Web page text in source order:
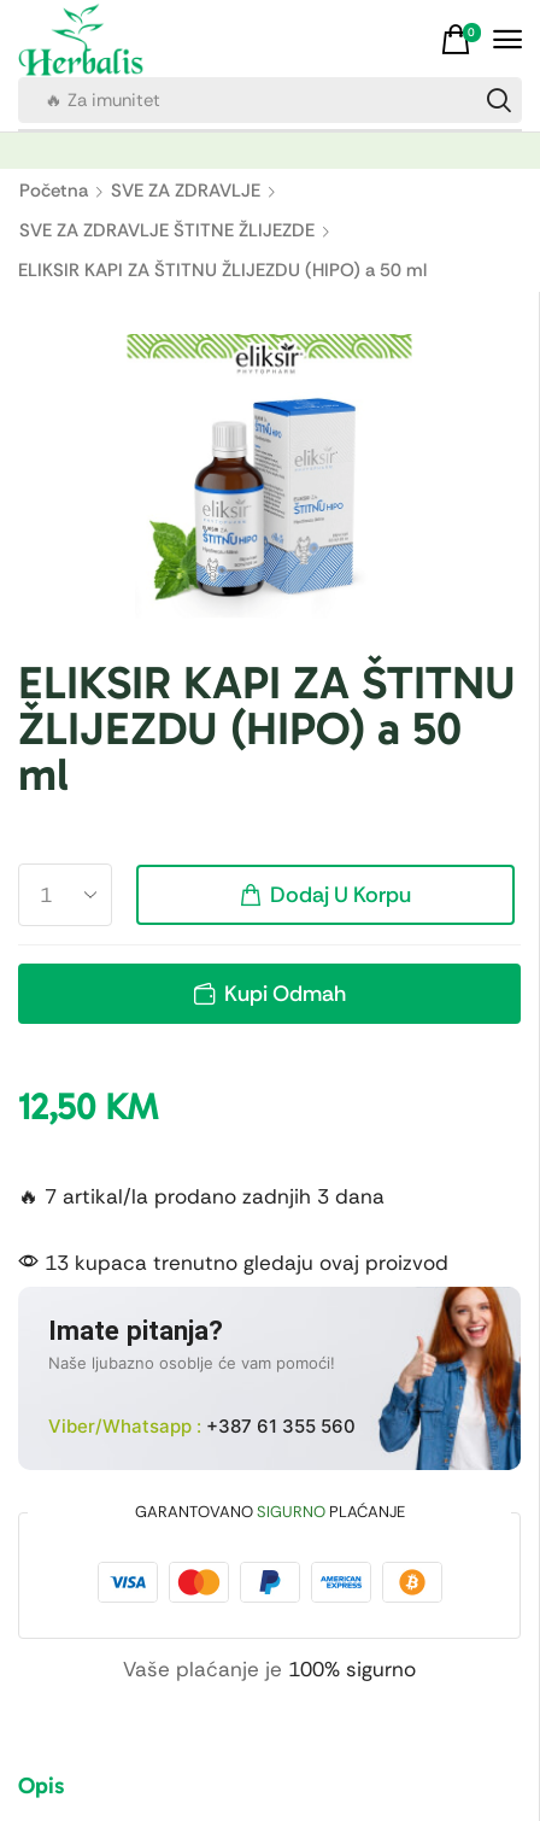
🔥 Za imunitet
0
Početna
SVE ZA ZDRAVLJE
SVE ZA ZDRAVLJE ŠTITNE ŽLIJEZDE
ELIKSIR KAPI ZA ŠTITNU ŽLIJEZDU (HIPO) a 50 ml
ELIKSIR KAPI ZA ŠTITNU
ŽLIJEZDU (HIPO) a 50
ml
Dodaj U Korpu
Kupi Odmah
12,50 KM
🔥 7 artikal/la prodano zadnjih 3 dana
13 kupaca trenutno gledaju ovaj proizvod
Imate pitanja?
Naše ljubazno osoblje će vam pomoći!
Viber/Whatsapp : +387 61 355 560
GARANTOVANOSIGURNOPLAĆANJE
Vaše plaćanje je 100% sigurno
Opis